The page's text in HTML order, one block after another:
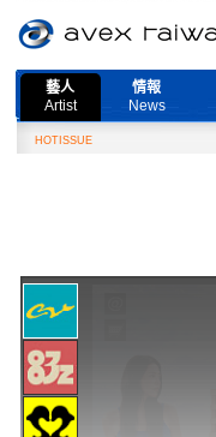
藝人
Artist
情報
News
HOTISSUE